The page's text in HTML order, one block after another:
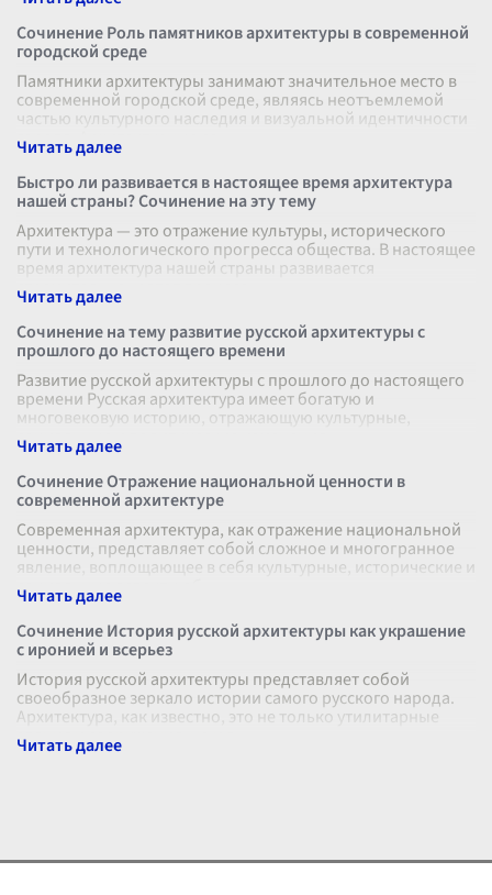
Сочинение Роль памятников архитектуры в современной
городской среде
Памятники архитектуры занимают значительное место в
современной городской среде, являясь неотъемлемой
частью культурного наследия и визуальной идентичности
города. Архитектурные со
Быстро ли развивается в настоящее время архитектура
нашей страны? Сочинение на эту тему
Архитектура — это отражение культуры, исторического
пути и технологического прогресса общества. В настоящее
время архитектура нашей страны развивается
стремительно, и этот процесс
Сочинение на тему развитие русской архитектуры с
прошлого до настоящего времени
Развитие русской архитектуры с прошлого до настоящего
времени Русская архитектура имеет богатую и
многовековую историю, отражающую культурные,
социальные и политические изменения,
Сочинение Отражение национальной ценности в
современной архитектуре
Современная архитектура, как отражение национальной
ценности, представляет собой сложное и многогранное
явление, воплощающее в себя культурные, исторические и
социальные аспекты об
Сочинение История русской архитектуры как украшение
с иронией и всерьез
История русской архитектуры представляет собой
своеобразное зеркало истории самого русского народа.
Архитектура, как известно, это не только утилитарные
здания и сооружения, но и в